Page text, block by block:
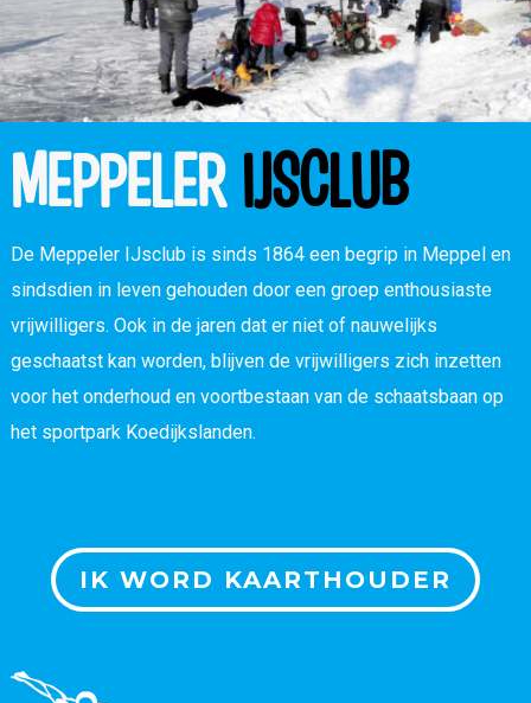
MEPPELERIJSCLUB
De Meppeler IJsclub is sinds 1864 een begrip in Meppel en
sindsdien in leven gehouden door een groep enthousiaste
vrijwilligers. Ook in de jaren dat er niet of nauwelijks
geschaatst kan worden, blijven de vrijwilligers zich inzetten
voor het onderhoud en voortbestaan van de schaatsbaan op
het sportpark Koedijkslanden.
IK WORD KAARTHOUDER